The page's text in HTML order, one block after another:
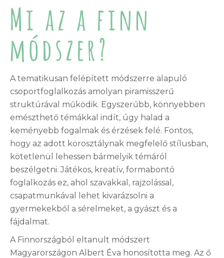
Mi az a finn
módszer?
A tematikusan felépített módszerre alapuló
csoportfoglalkozás amolyan piramisszerű
struktúrával működik. Egyszerűbb, könnyebben
emészthető témákkal indít, úgy halad a
keményebb fogalmak és érzések felé. Fontos,
hogy az adott korosztálynak megfelelő stílusban,
kötetlenül lehessen bármelyik témáról
beszélgetni. Játékos, kreatív, formabontó
foglalkozás ez, ahol szavakkal, rajzolással,
csapatmunkával lehet kivarázsolni a
gyermekekből a sérelmeket, a gyászt és a
fájdalmat.
A Finnországból eltanult módszert
Magyarországon Albert Éva honosította meg. Az ő